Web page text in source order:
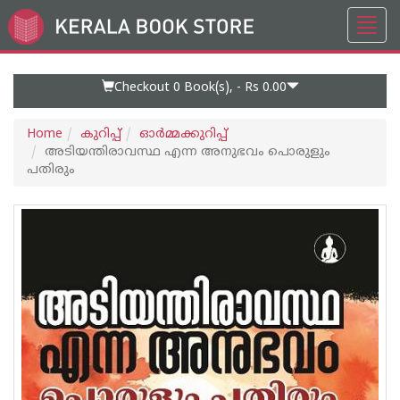
Go
to
Checkout 0 Book(s), - Rs 0.00
Home കുറിപ്പ്‌
ഓര്‍മ്മക്കുറിപ്പ്‌
അടിയന്തിരാവസ്ഥ എന്ന അനുഭവം പൊരുളും
പതിരും